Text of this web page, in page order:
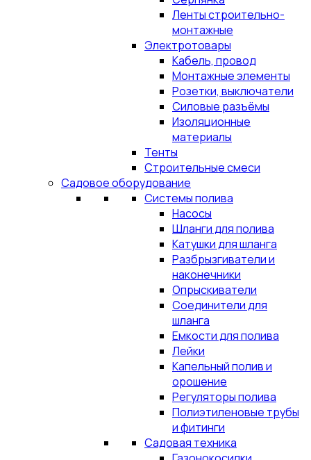
Ленты строительно-
монтажные
Электротовары
Кабель, провод
Монтажные элементы
Розетки, выключатели
Силовые разъёмы
Изоляционные
материалы
Тенты
Строительные смеси
Садовое оборудование
Системы полива
Насосы
Шланги для полива
Катушки для шланга
Разбрызгиватели и
наконечники
Опрыскиватели
Соединители для
шланга
Емкости для полива
Лейки
Капельный полив и
орошение
Регуляторы полива
Полиэтиленовые трубы
и фитинги
Садовая техника